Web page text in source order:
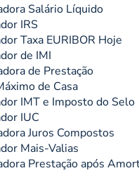
Salário Líquido
IRS
Taxa EURIBOR Hoje
de IMI
de Prestação
de Casa
IMT e Imposto do Selo
IUC
Juros Compostos
Mais-Valias
Prestação após